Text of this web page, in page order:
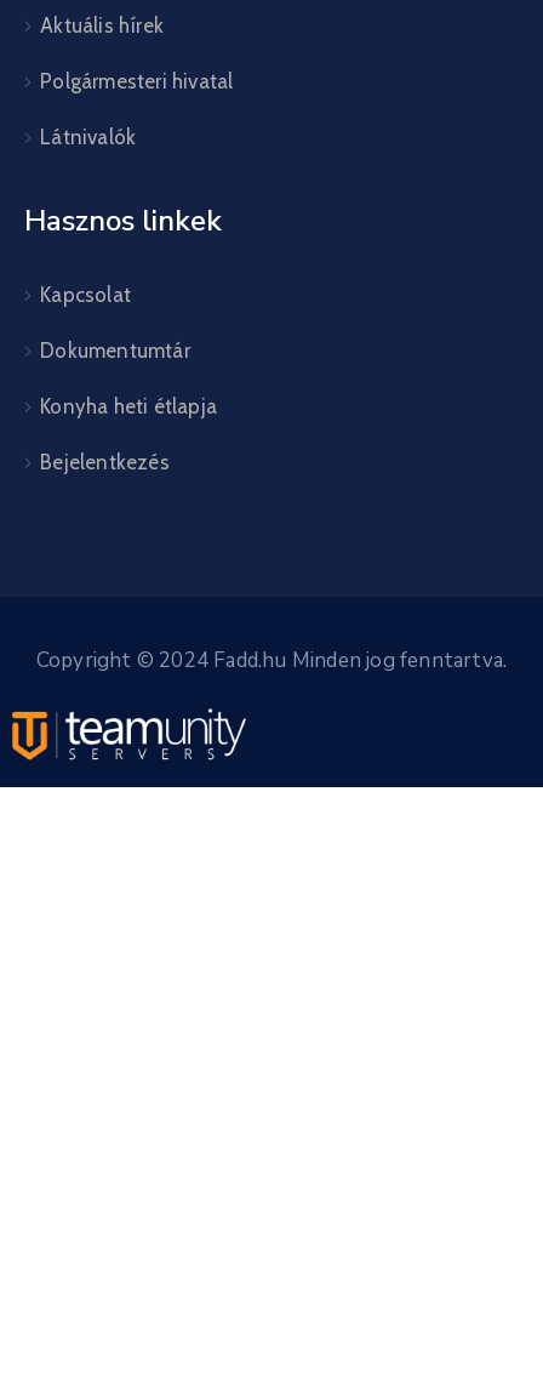
Aktuális hírek
Polgármesteri hivatal
Látnivalók
Hasznos linkek
Kapcsolat
Dokumentumtár
Konyha heti étlapja
Bejelentkezés
Copyright © 2024 Fadd.hu Minden jog fenntartva.